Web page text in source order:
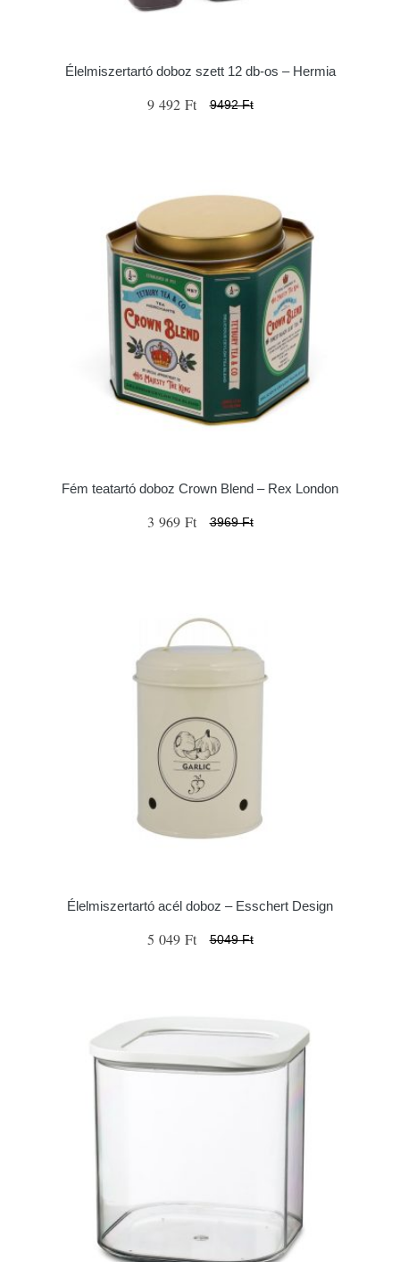
Élelmiszertartó doboz szett 12 db-os – Hermia
9 492 Ft 9492 Ft
Fém teatartó doboz Crown Blend – Rex London
3 969 Ft 3969 Ft
Élelmiszertartó acél doboz – Esschert Design
5 049 Ft 5049 Ft